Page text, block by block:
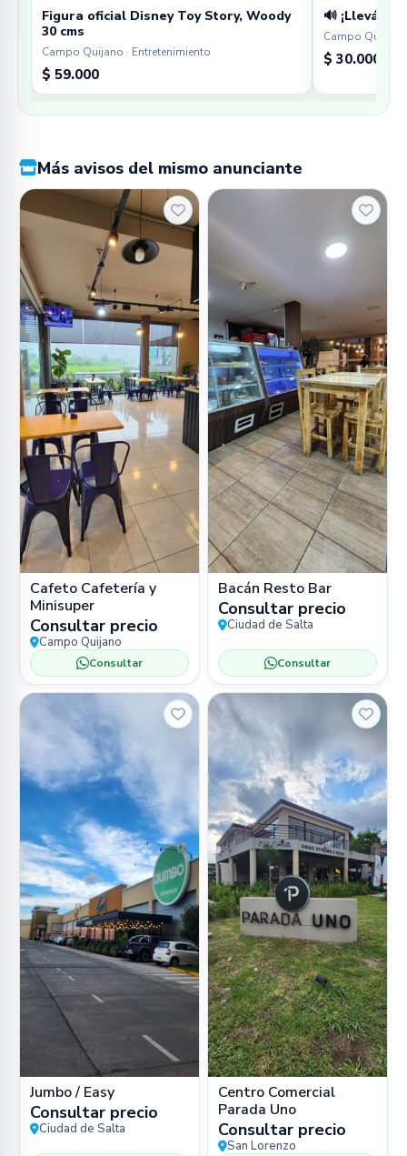
Figura oficial Disney Toy Story, Woody
30 cms
Campo Quijano · Entretenimiento
$ 59.000
🔊 ¡Llevá tu
Campo
$ 30.000
Más avisos del mismo anunciante
Cafeto Cafetería y
Minisuper
Consultar precio
Campo Quijano
Consultar
Bacán Resto Bar
Consultar precio
Ciudad de Salta
Consultar
Jumbo / Easy
Consultar precio
Ciudad de Salta
Centro Comercial
Parada Uno
Consultar precio
San Lorenzo